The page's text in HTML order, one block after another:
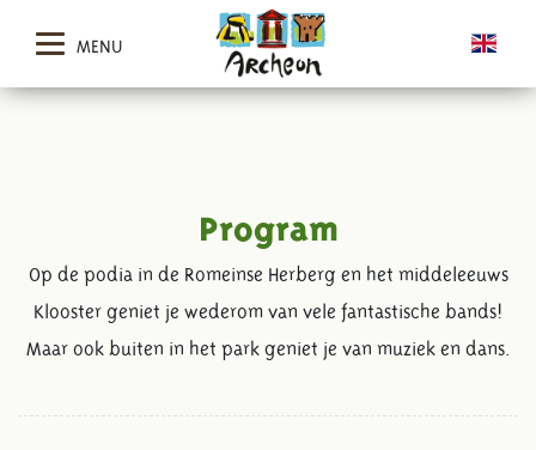
MENU
Program
Op de podia in de Romeinse Herberg en het middeleeuws
Klooster geniet je wederom van vele fantastische bands!
Maar ook buiten in het park geniet je van muziek en dans.